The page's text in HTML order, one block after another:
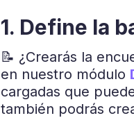
1. Define la
📝 ¿Crearás la
en nuestro módulo
cargadas que
también podrás